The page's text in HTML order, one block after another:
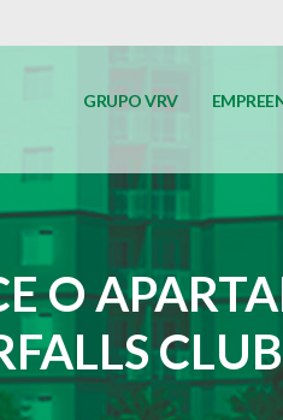
GRUPO VRV
O